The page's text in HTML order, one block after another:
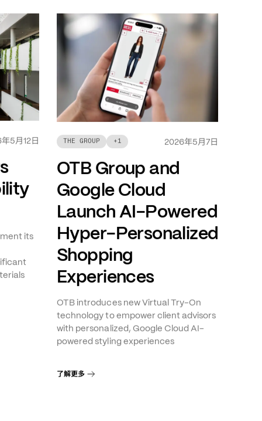
年5月12日
its
THE GROUP +1 2026年5月7日
OTB Group and
Google Cloud
Launch AI-Powered
Hyper-Personalized
Shopping
Experiences
OTB introduces new Virtual Try-On
technology to empower client advisors
with personalized, Google Cloud AI-
powered styling experiences
了解更多